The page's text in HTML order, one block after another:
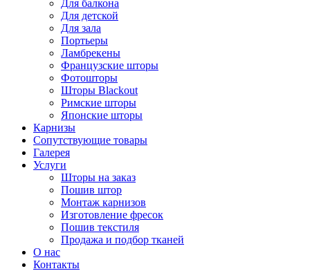
Для балкона
Для детской
Для зала
Портьеры
Ламбрекены
Французские шторы
Фотошторы
Шторы Blackout
Римские шторы
Японские шторы
Карнизы
Сопутствующие товары
Галерея
Услуги
Шторы на заказ
Пошив штор
Монтаж карнизов
Изготовление фресок
Пошив текстиля
Продажа и подбор тканей
О нас
Контакты